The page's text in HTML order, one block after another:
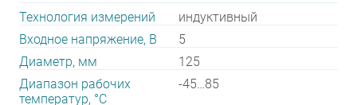
Технология измерений
индуктивный
Входное напряжение, В
5
Диаметр, мм
125
Диапазон рабочих
температур, °С
-45…85